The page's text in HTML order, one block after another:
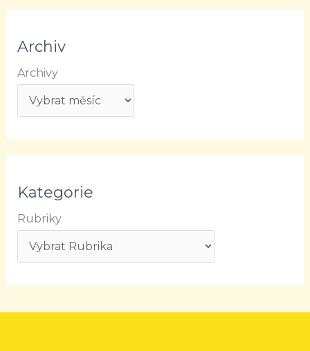
Archiv
Archivy
Kategorie
Rubriky